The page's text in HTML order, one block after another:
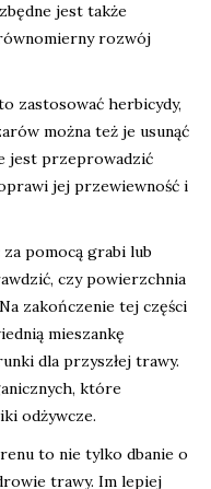
jest także
rozwój
zastosować herbicydy,
można też je usunąć
jest przeprowadzić
jej przewiewność i
pomocą grabi lub
czy powierzchnia
zakończenie tej części
mieszankę
dla przyszłej trawy.
które
odżywcze.
to nie tylko dbanie o
trawy. Im lepiej